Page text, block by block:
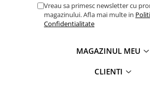
Vreau sa primesc newsletter cu
magazinului. Afla mai multe in
Confidentialitate
MAGAZINUL MEU
CLIENTI